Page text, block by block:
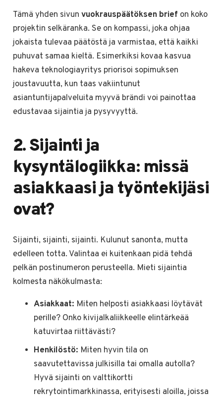
Tämä yhden sivun vuokrauspäätöksen brief on koko
projektin selkäranka. Se on kompassi, joka ohjaa
jokaista tulevaa päätöstä ja varmistaa, että kaikki
puhuvat samaa kieltä. Esimerkiksi kovaa kasvua
hakeva teknologiayritys priorisoi sopimuksen
joustavuutta, kun taas vakiintunut
asiantuntijapalveluita myyvä brändi voi painottaa
edustavaa sijaintia ja pysyvyyttä.
2. Sijainti ja
kysyntälogiikka: missä
asiakkaasi ja työntekijäsi
ovat?
Sijainti, sijainti, sijainti. Kulunut sanonta, mutta
edelleen totta. Valintaa ei kuitenkaan pidä tehdä
pelkän postinumeron perusteella. Mieti sijaintia
kolmesta näkökulmasta:
Asiakkaat: Miten helposti asiakkaasi löytävät
perille? Onko kivijalkaliikkeelle elintärkeää
katuvirtaa riittävästi?
Henkilöstö: Miten hyvin tila on
saavutettavissa julkisilla tai omalla autolla?
Hyvä sijainti on valttikortti
rekrytointimarkkinassa, erityisesti aloilla, joissa